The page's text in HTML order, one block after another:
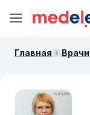
Главная Врачи